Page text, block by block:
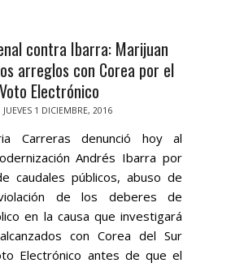
contra Ibarra: Marijuan
arreglos con Corea por el
Voto Electrónico
JUEVES 1 DICIEMBRE, 2016
Carreras denunció hoy al
Andrés Ibarra por
caudales públicos, abuso de
de los deberes de
en la causa que investigará
con Corea del Sur
Electrónico antes de que el